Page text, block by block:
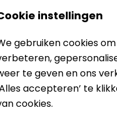
dancontactmet
je het product
instellingen
gebruiken cookies
te geven en ons
accepteren’ te
cookies.